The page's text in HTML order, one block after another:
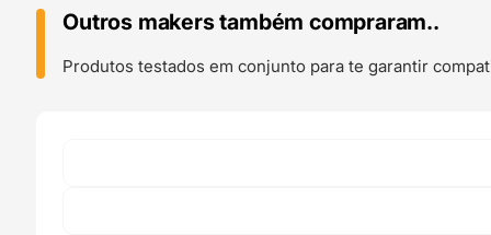
Aço
Endurecido
-
Outros makers também compraram..
Produtos testados em conjunto para te garantir